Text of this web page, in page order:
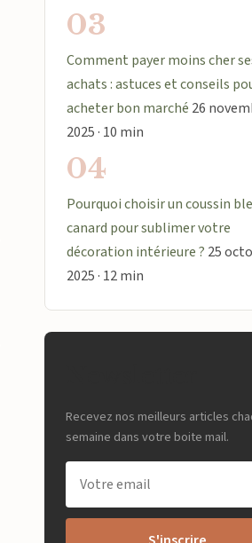
03
Comment payer moins cher
achats : astuces et conseils
acheter bon marché 26
2025 · 10 min
04
Pourquoi choisir un coussin
canard pour sublimer votre
décoration intérieure ? 25
2025 · 12 min
Recevez nos meilleurs articles
semaine dans votre boite mail.